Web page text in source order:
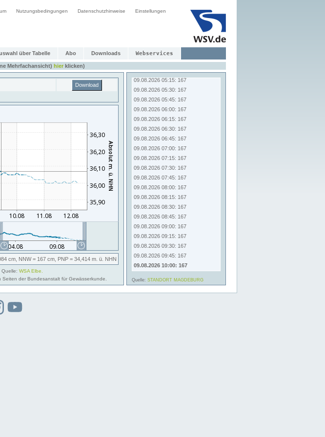
Nutzungsbedingungen Datenschutzhinweise Einstellungen
über Tabelle Abo Downloads Webservices
Mehrfachansicht) hierklicken)
Download
cm, NNW= 167 cm, PNP = 34,414 m. ü. NHN
WSA Elbe.
Seiten der Bundesanstalt für Gewässerkunde.
09.08.2026 03:30: 167
09.08.2026 04:30: 167
09.08.2026 04:45: 167
09.08.2026 05:00: 167
09.08.2026 05:15: 167
09.08.2026 05:30: 167
09.08.2026 05:45: 167
09.08.2026 06:00: 167
09.08.2026 06:15: 167
09.08.2026 06:30: 167
09.08.2026 06:45: 167
09.08.2026 07:00: 167
09.08.2026 07:15: 167
09.08.2026 07:30: 167
09.08.2026 07:45: 167
09.08.2026 08:00: 167
09.08.2026 08:15: 167
09.08.2026 08:30: 167
09.08.2026 08:45: 167
09.08.2026 09:00: 167
09.08.2026 09:15: 167
09.08.2026 09:30: 167
09.08.2026 09:45: 167
09.08.2026 10:00: 167
Quelle: STANDORT MAGDEBURG